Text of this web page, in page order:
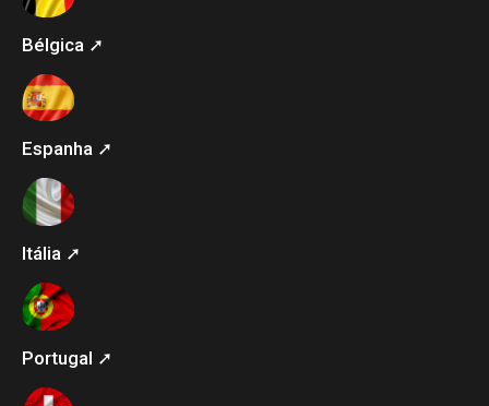
Bélgica ➚
Espanha ➚
Itália ➚
Portugal ➚